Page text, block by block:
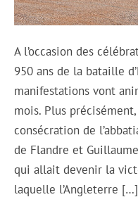
A l’occasion des
950 ans de la bataille
manifestations vont
mois. Plus
consécration de
de Flandre et
qui allait devenir la
laquelle l’Angleterre […]